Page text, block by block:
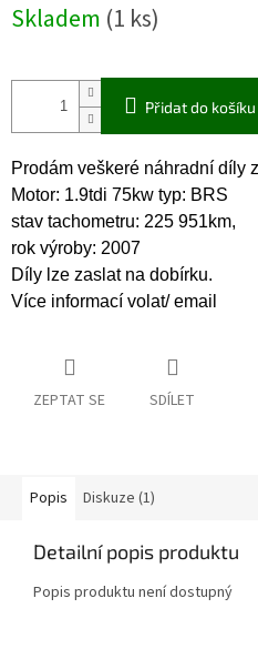
cena:
Skladem (1 ks)
Přidat do košíku
Prodám veškeré náhradní díly
Motor: 1.9tdi 75kw typ: BRS
stav tachometru: 225 951km,
rok výroby: 2007
Díly lze zaslat na dobírku.
Více informací volat/ email
ZEPTAT SE SDÍLET
Popis Diskuze (1)
Detailní popis produktu
Popis produktu není dostupný